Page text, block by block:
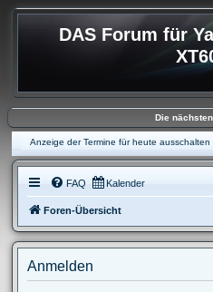
DAS Forum für
Die
Anzeige der Termine für heute ausschalten
FAQ Kalender
Foren-Übersicht
Anmelden